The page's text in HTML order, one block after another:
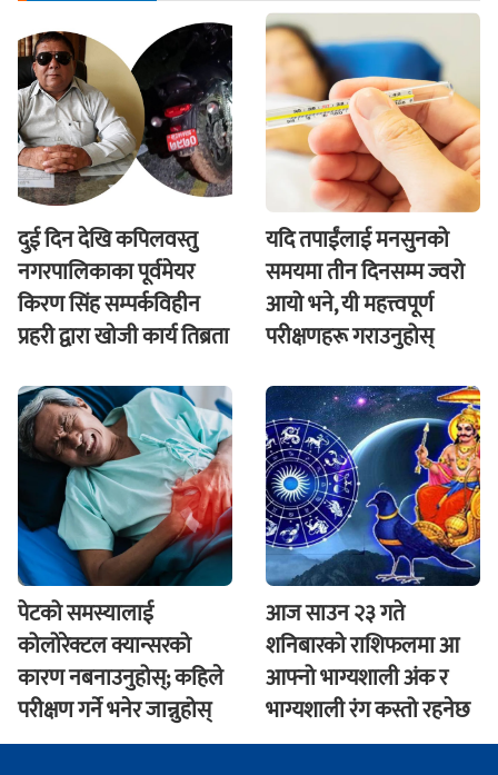
दुई दिन देखि कपिलवस्तु
नगरपालिकाका पूर्वमेयर
किरण सिंह सम्पर्कविहीन
प्रहरी द्वारा खाेजी कार्य तिब्रता
यदि तपाईंलाई मनसुनको
समयमा तीन दिनसम्म ज्वरो
आयो भने, यी महत्त्वपूर्ण
परीक्षणहरू गराउनुहोस्
पेटको समस्यालाई
कोलोरेक्टल क्यान्सरको
कारण नबनाउनुहोस्; कहिले
परीक्षण गर्ने भनेर जान्नुहोस्
आज साउन २३ गते
शनिबारकाे राशिफलमा आ
आफ्नो भाग्यशाली अंक र
भाग्यशाली रंग कस्तो रहनेछ